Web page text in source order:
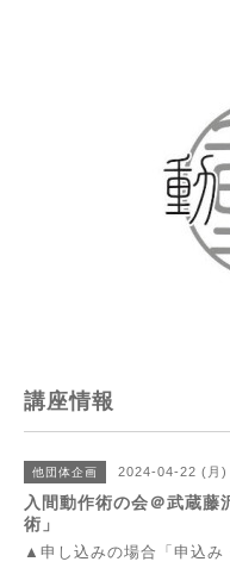
講座情報
他団体企画 2024-04-22 (月)
入間動作術の会＠武蔵
術」
▲申し込みの場合「申込み